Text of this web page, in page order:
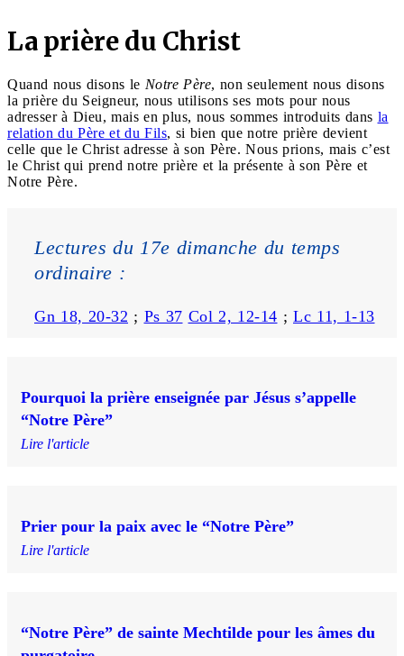
La prière du Christ
Quand nous disons le Notre Père, non seulement nous disons
la prière du Seigneur, nous utilisons ses mots pour nous
adresser à Dieu, mais en plus, nous sommes introduits dans la
relation du Père et du Fils, si bien que notre prière devient
celle que le Christ adresse à son Père. Nous prions, mais c’est
le Christ qui prend notre prière et la présente à son Père et
Notre Père.
Lectures du 17e dimanche du temps
ordinaire :
Gn 18, 20-32 ; Ps 37 Col 2, 12-14 ; Lc 11, 1-13
Pourquoi la prière enseignée par Jésus s’appelle
“Notre Père”
Lire l'article
Prier pour la paix avec le “Notre Père”
Lire l'article
“Notre Père” de sainte Mechtilde pour les âmes du